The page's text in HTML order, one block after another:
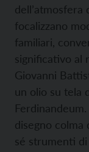
dell’atmosfera
focalizzano
familiari,
significativo al
Giovanni
un olio su tela
disegno colma
sé strumenti